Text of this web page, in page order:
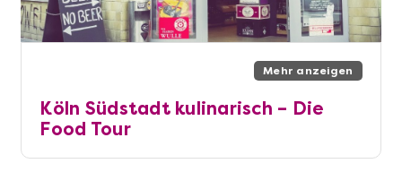
Mehr anzeigen
Köln Südstadt kulinarisch – Die
Food Tour